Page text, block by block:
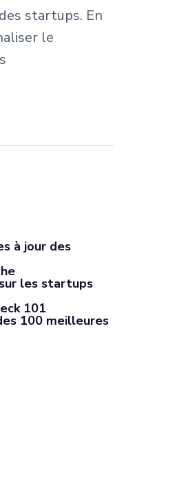
startups. En
le
à jour des
les startups
101
100 meilleures